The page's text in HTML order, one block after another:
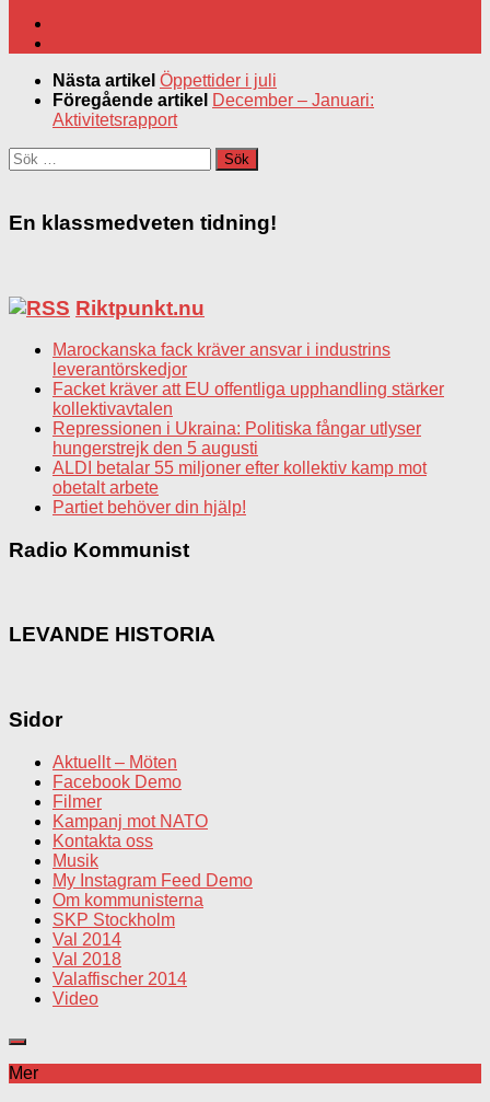
Nästa artikel Öppettider i juli
Föregående artikel December – Januari:
Aktivitetsrapport
Sök
efter:
En klassmedveten tidning!
Riktpunkt.nu
Marockanska fack kräver ansvar i industrins
leverantörskedjor
Facket kräver att EU offentliga upphandling stärker
kollektivavtalen
Repressionen i Ukraina: Politiska fångar utlyser
hungerstrejk den 5 augusti
ALDI betalar 55 miljoner efter kollektiv kamp mot
obetalt arbete
Partiet behöver din hjälp!
Radio Kommunist
LEVANDE HISTORIA
Sidor
Aktuellt – Möten
Facebook Demo
Filmer
Kampanj mot NATO
Kontakta oss
Musik
My Instagram Feed Demo
Om kommunisterna
SKP Stockholm
Val 2014
Val 2018
Valaffischer 2014
Video
Mer